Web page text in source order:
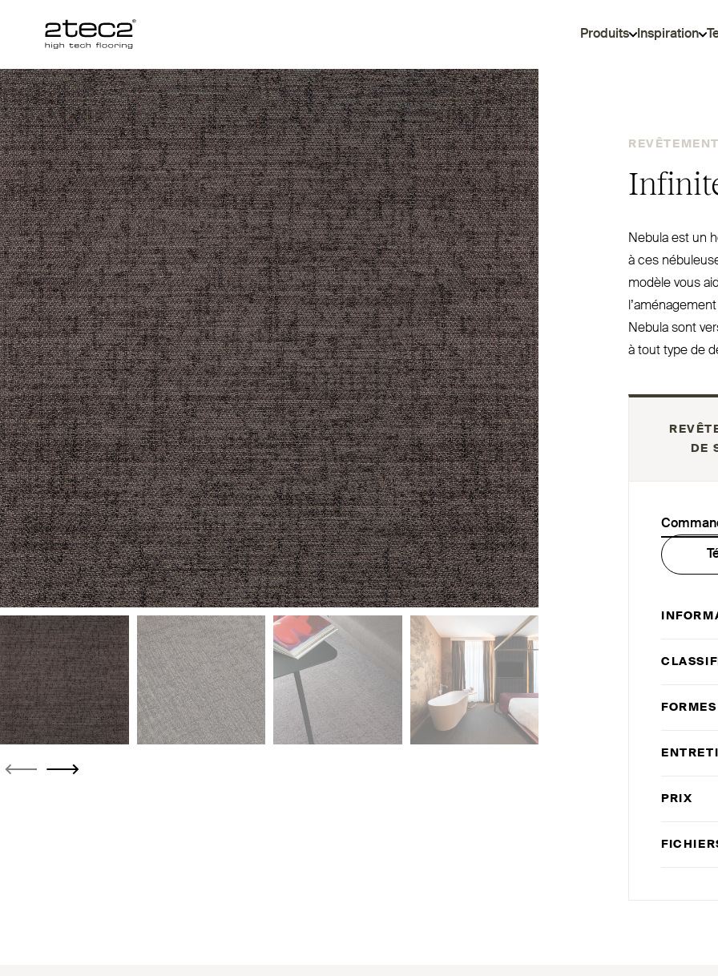
Primary Produits Inspiration
Nebula est un
à ces
modèle vous
Nebula sont
à tout type de
DE
PRIX